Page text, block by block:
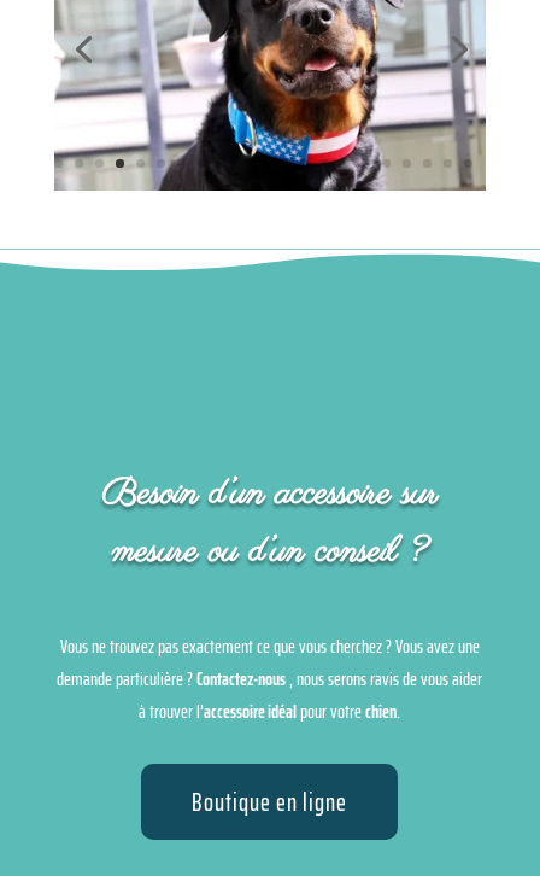
Besoin d’un accessoire sur
mesure ou d’un conseil ?
Vous ne trouvez pas exactement ce que vous cherchez ? Vous avez une
demande particulière ?Contactez-nous, nous serons ravis de vous aider
à trouver l’accessoire idéalpour votrechien.
Boutique en ligne